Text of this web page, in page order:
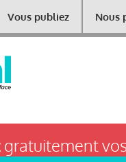
Vous publiez Nous
gratuitement